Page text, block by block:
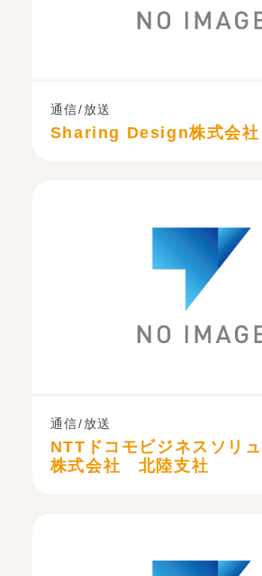
通信/放送
Sharing Design株式会社
通信/放送
NTTドコモビジネスソリ
株式会社 北陸支社